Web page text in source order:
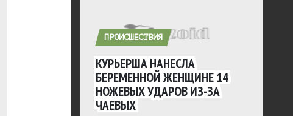
ПРОИСШЕСТВИЯ
КУРЬЕРША НАНЕСЛА
БЕРЕМЕННОЙ ЖЕНЩИНЕ 14
НОЖЕВЫХ УДАРОВ ИЗ-ЗА
ЧАЕВЫХ